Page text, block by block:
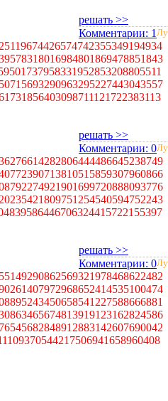
решать >>
Комментарии: 1
решать >>
Комментарии: 0
решать >>
Комментарии: 0